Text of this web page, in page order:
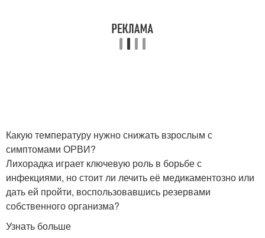
Какую температуру нужно снижать взрослым с
симптомами ОРВИ?
Лихорадка играет ключевую роль в борьбе с
инфекциями, но стоит ли лечить её медикаментозно или
дать ей пройти, воспользовавшись резервами
собственного организма?
Узнать больше